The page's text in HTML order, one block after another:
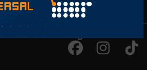
FacebookInstagramTiktok